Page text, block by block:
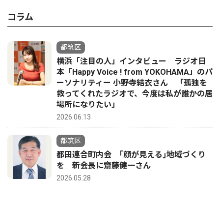
コラム
都筑区
横浜「注目の人」インタビュー ラジオ日
本「Happy Voice ! from YOKOHAMA」のパ
ーソナリティー 小野寺結衣さん 「孤独を
救ってくれたラジオで、今度は私が誰かの居
場所になりたい」
2026.06.13
都筑区
都田連合町内会 ｢顔が見える｣地域づくり
を 新会長に齋藤健一さん
2026.05.28